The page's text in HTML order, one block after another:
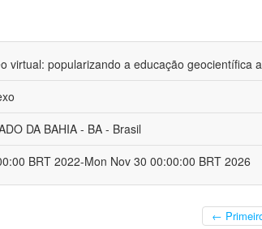
virtual: popularizando a educação geocientífica
DA BAHIA - BA - Brasil
BRT 2022-Mon Nov 30 00:00:00 BRT 2026
←